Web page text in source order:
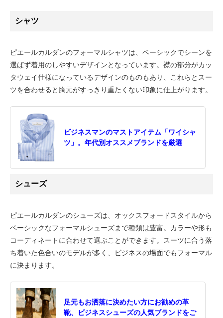
シャツ
ピエールカルダンのフォーマルシャツは、ベーシックでシーンを
選ばず着用のしやすいデザインとなっています。襟の部分がカッ
タウェイ仕様になっているデザインのものもあり、これらとスー
ツを合わせると胸元がすっきり重たくない印象に仕上がります。
ビジネスマンのマストアイテム「ワイシャ
ツ」。年代別オススメブランドを厳選
シューズ
ピエールカルダンのシューズは、オックスフォードスタイルから
ベーシックなフォーマルシューズまで種類は豊富。カラーや形も
コーディネートに合わせて選ぶことができます。スーツに合う落
ち着いた色合いのモデルが多く、ビジネスの場面でもフォーマル
に決まります。
足元もお洒落に決めたい方にお勧めの革
靴、ビジネスシューズの人気ブランドをご